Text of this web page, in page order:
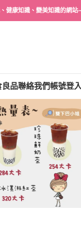
健康知識、變美知識的網站~
良品聯絡我們帳號登